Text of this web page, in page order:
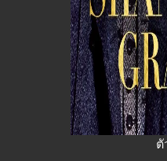
ตั